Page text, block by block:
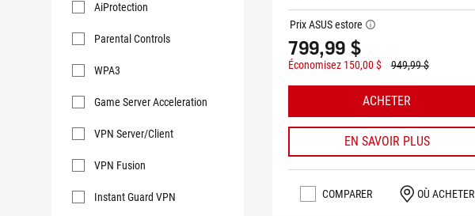
AiProtection
Parental Controls
WPA3
Game Server Acceleration
VPN Server/Client
VPN Fusion
Instant Guard VPN
Prix ASUS estore tooltip
799,99 $
Économisez 150,00 $ 949,99 $
ACHETER
EN SAVOIR PLUS
COMPARER OÙ ACHETER